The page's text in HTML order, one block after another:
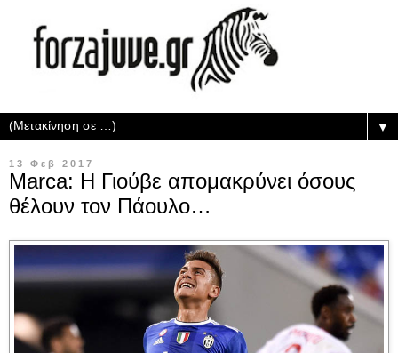
▼
13 Φεβ 2017
Marca: Η Γιούβε απομακρύνει όσους
θέλουν τον Πάουλο…